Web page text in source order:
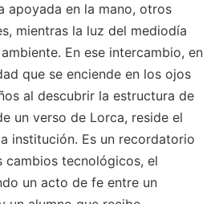
apoyada en la mano, otros
mientras la luz del mediodía
En ese intercambio, en
que se enciende en los ojos
al descubrir la estructura de
un verso de Lorca, reside el
institución. Es un recordatorio
cambios tecnológicos, el
un acto de fe entre un